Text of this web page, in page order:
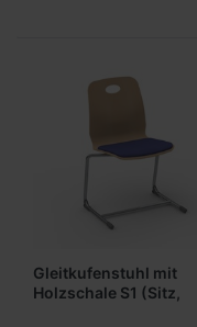
Gleitkufenstuhl mit
Holzschale S1 (Sitz,